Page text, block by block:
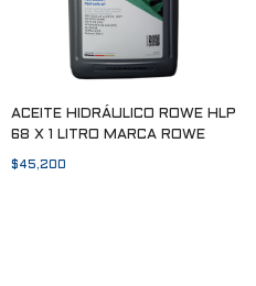
ACEITE HIDRÁULICO ROWE HLP
68 X 1 LITRO MARCA ROWE
$ 45,200